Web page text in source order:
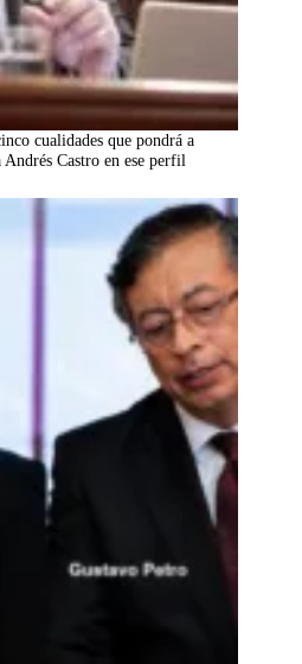
cualidades que pondrá a
Castro en ese perfil